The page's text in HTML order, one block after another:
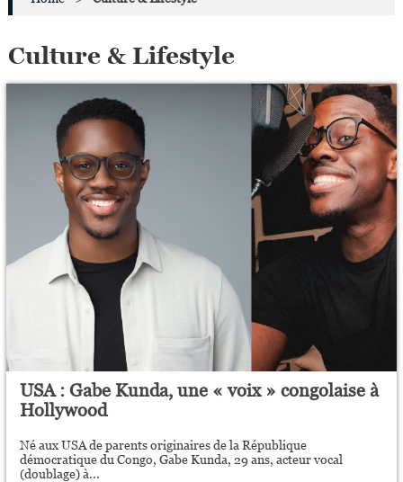
Culture & Lifestyle
USA : Gabe Kunda, une « voix » congolaise à
Hollywood
Né aux USA de parents originaires de la République
démocratique du Congo, Gabe Kunda, 29 ans, acteur vocal
(doublage) à...